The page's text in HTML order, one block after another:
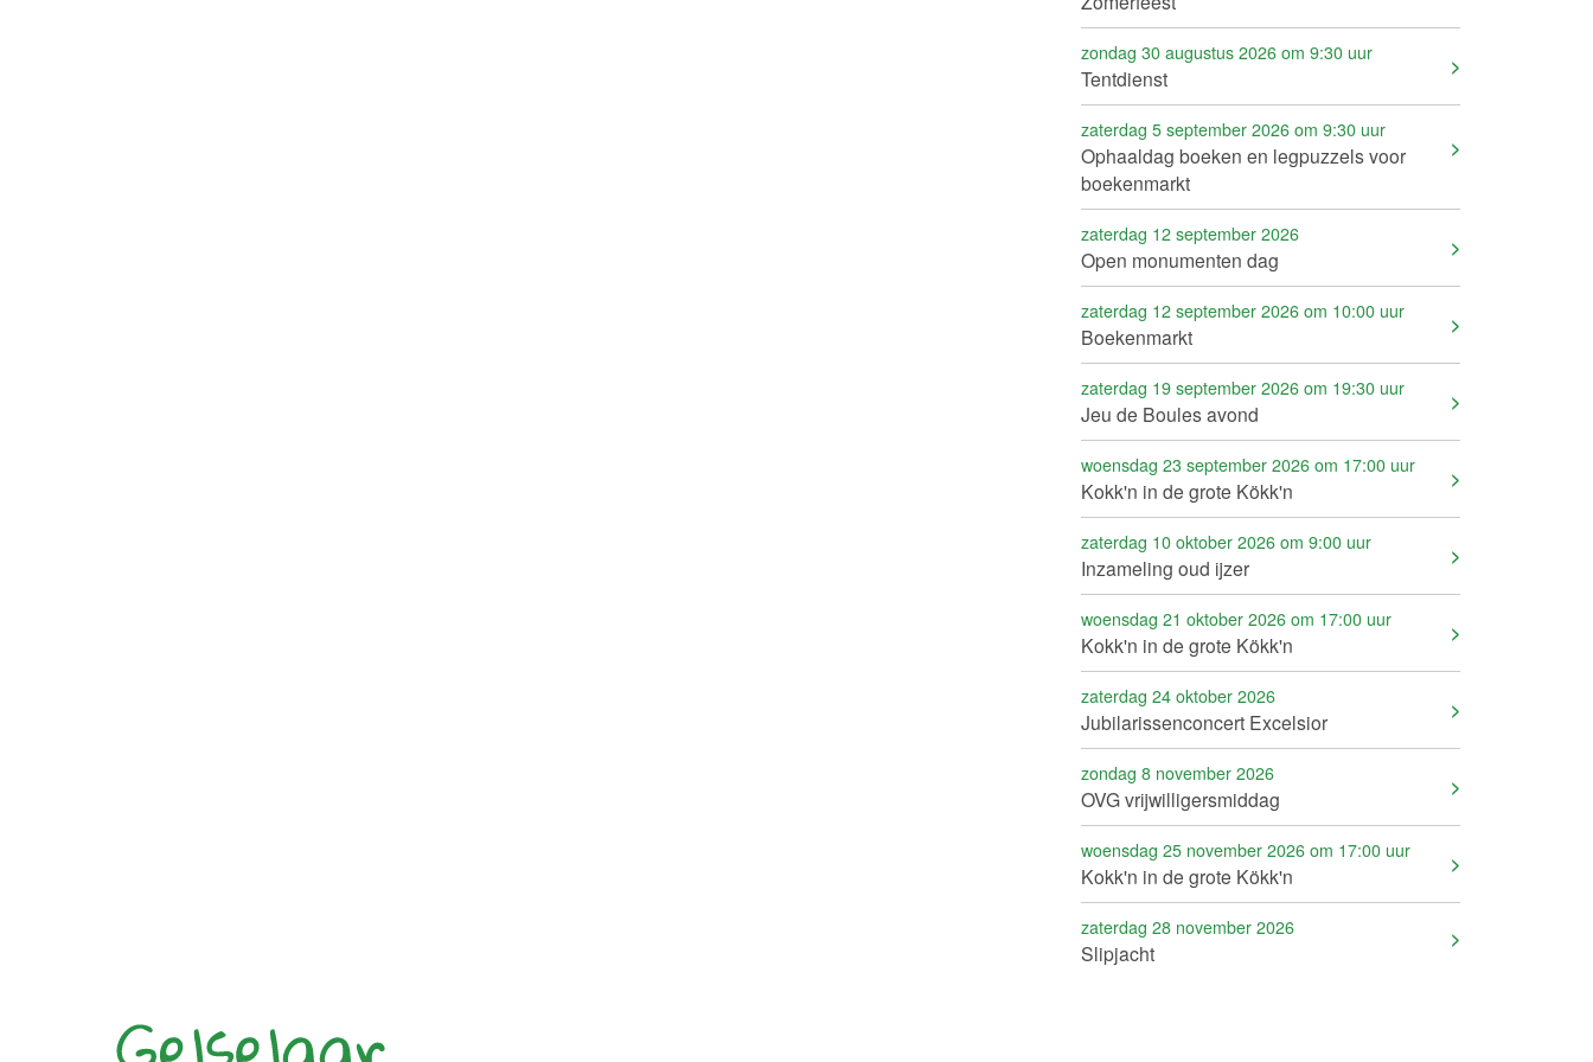
zondag 30 augustus 2026 om 9:30 uur
Tentdienst
zaterdag 5 september 2026 om 9:30 uur
Ophaaldag boeken en legpuzzels voor
boekenmarkt
zaterdag 12 september 2026
Open monumenten dag
zaterdag 12 september 2026 om 10:00 uur
Boekenmarkt
zaterdag 19 september 2026 om 19:30 uur
Jeu de Boules avond
woensdag 23 september 2026 om 17:00 uur
Kokk'n in de grote Kökk'n
zaterdag 10 oktober 2026 om 9:00 uur
Inzameling oud ijzer
woensdag 21 oktober 2026 om 17:00 uur
Kokk'n in de grote Kökk'n
zaterdag 24 oktober 2026
Jubilarissenconcert Excelsior
zondag 8 november 2026
OVG vrijwilligersmiddag
woensdag 25 november 2026 om 17:00 uur
Kokk'n in de grote Kökk'n
zaterdag 28 november 2026
Slipjacht